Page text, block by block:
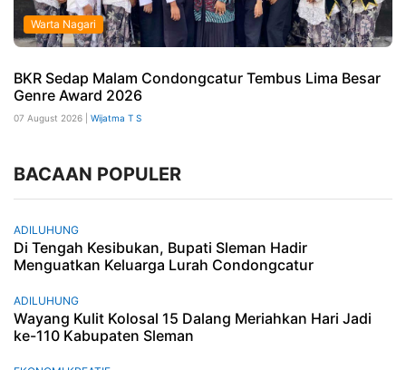
Warta Nagari
BKR Sedap Malam Condongcatur Tembus Lima Besar
Genre Award 2026
07 August 2026 | Wijatma T S
BACAAN POPULER
ADILUHUNG
Di Tengah Kesibukan, Bupati Sleman Hadir
Menguatkan Keluarga Lurah Condongcatur
ADILUHUNG
Wayang Kulit Kolosal 15 Dalang Meriahkan Hari Jadi
ke-110 Kabupaten Sleman